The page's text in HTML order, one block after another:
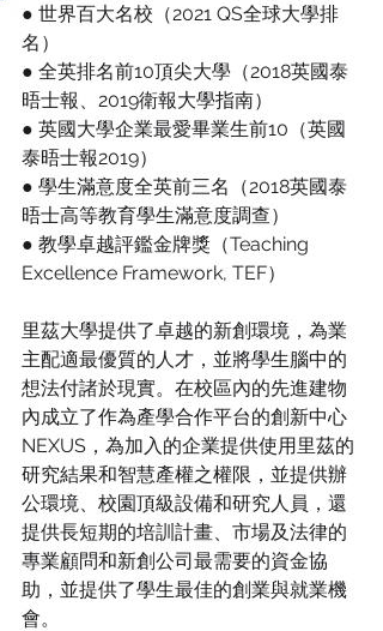
● 世界百大名校（2021 QS全球大學排
名）
● 全英排名前10頂尖大學（2018英國泰
晤士報、2019衛報大學指南）
● 英國大學企業最愛畢業生前10（英國
泰晤士報2019）
● 學生滿意度全英前三名（2018英國泰
晤士高等教育學生滿意度調查）
● 教學卓越評鑑金牌獎（Teaching
Excellence Framework, TEF）
里茲大學提供了卓越的新創環境，為業
主配適最優質的人才，並將學生腦中的
想法付諸於現實。在校區內的先進建物
內成立了作為產學合作平台的創新中心
NEXUS，為加入的企業提供使用里茲的
研究結果和智慧產權之權限，並提供辦
公環境、校園頂級設備和研究人員，還
提供長短期的培訓計畫、市場及法律的
專業顧問和新創公司最需要的資金協
助，並提供了學生最佳的創業與就業機
會。